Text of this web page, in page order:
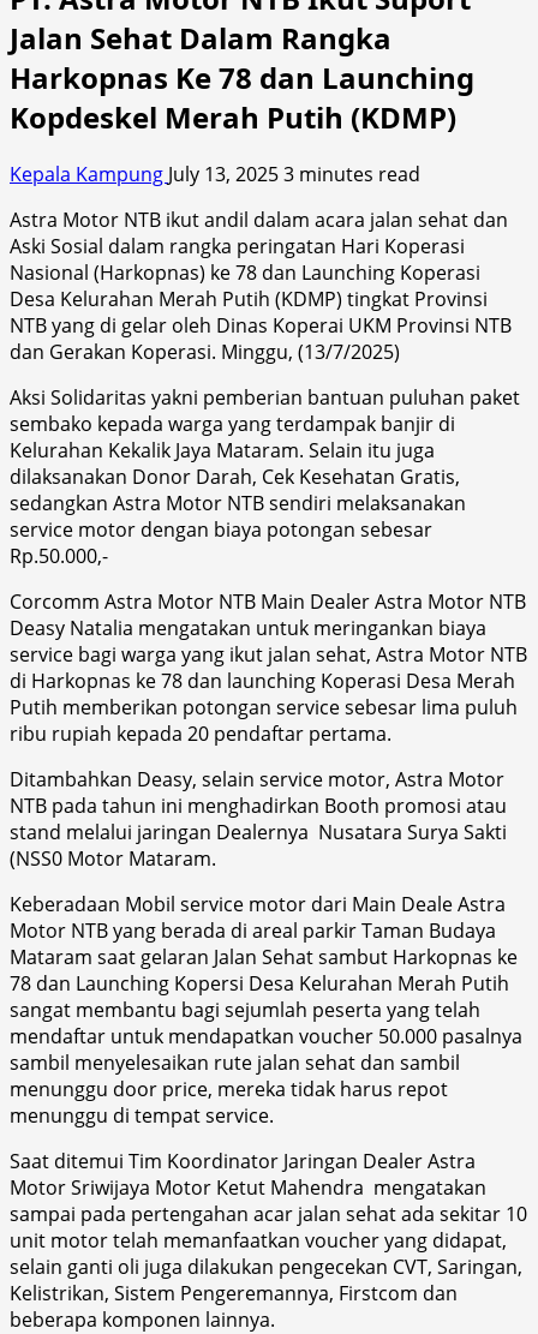
Jalan Sehat Dalam Rangka
Harkopnas Ke 78 dan Launching
Kopdeskel Merah Putih (KDMP)
Kepala Kampung July 13, 20253 minutes read
Astra Motor NTB ikut andil dalam acara jalan sehat dan
Aski Sosial dalam rangka peringatan Hari Koperasi
Nasional (Harkopnas) ke 78 dan Launching Koperasi
Desa Kelurahan Merah Putih (KDMP) tingkat Provinsi
NTB yang di gelar oleh Dinas Koperai UKM Provinsi NTB
dan Gerakan Koperasi. Minggu, (13/7/2025)
Aksi Solidaritas yakni pemberian bantuan puluhan paket
sembako kepada warga yang terdampak banjir di
Kelurahan Kekalik Jaya Mataram. Selain itu juga
dilaksanakan Donor Darah, Cek Kesehatan Gratis,
sedangkan Astra Motor NTB sendiri melaksanakan
service motor dengan biaya potongan sebesar
Rp.50.000,-
Corcomm Astra Motor NTB Main Dealer Astra Motor NTB
Deasy Natalia mengatakan untuk meringankan biaya
service bagi warga yang ikut jalan sehat, Astra Motor NTB
di Harkopnas ke 78 dan launching Koperasi Desa Merah
Putih memberikan potongan service sebesar lima puluh
ribu rupiah kepada 20 pendaftar pertama.
Ditambahkan Deasy, selain service motor, Astra Motor
NTB pada tahun ini menghadirkan Booth promosi atau
stand melalui jaringan Dealernya Nusatara Surya Sakti
(NSS0 Motor Mataram.
Keberadaan Mobil service motor dari Main Deale Astra
Motor NTB yang berada di areal parkir Taman Budaya
Mataram saat gelaran Jalan Sehat sambut Harkopnas ke
78 dan Launching Kopersi Desa Kelurahan Merah Putih
sangat membantu bagi sejumlah peserta yang telah
mendaftar untuk mendapatkan voucher 50.000 pasalnya
sambil menyelesaikan rute jalan sehat dan sambil
menunggu door price, mereka tidak harus repot
menunggu di tempat service.
Saat ditemui Tim Koordinator Jaringan Dealer Astra
Motor Sriwijaya Motor Ketut Mahendra mengatakan
sampai pada pertengahan acar jalan sehat ada sekitar 10
unit motor telah memanfaatkan voucher yang didapat,
selain ganti oli juga dilakukan pengecekan CVT, Saringan,
Kelistrikan, Sistem Pengeremannya, Firstcom dan
beberapa komponen lainnya.